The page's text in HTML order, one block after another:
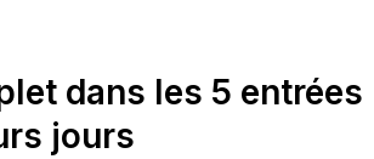
dans les 5 entrées
jours